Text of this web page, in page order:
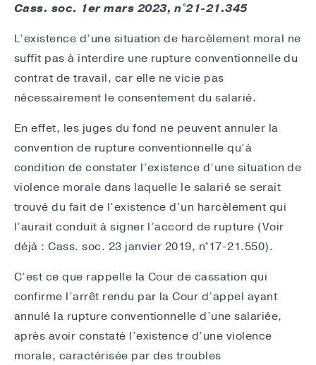
Cass. soc. 1er mars 2023, n°21-21.345
L’existence d’une situation de harcèlement moral ne
suffit pas à interdire une rupture conventionnelle du
contrat de travail, car elle ne vicie pas
nécessairement le consentement du salarié.
En effet, les juges du fond ne peuvent annuler la
convention de rupture conventionnelle qu’à
condition de constater l’existence d’une situation de
violence morale dans laquelle le salarié se serait
trouvé du fait de l’existence d’un harcèlement qui
l’aurait conduit à signer l’accord de rupture (Voir
déjà : Cass. soc. 23 janvier 2019, n°17-21.550).
C’est ce que rappelle la Cour de cassation qui
confirme l’arrêt rendu par la Cour d’appel ayant
annulé la rupture conventionnelle d’une salariée,
après avoir constaté l’existence d’une violence
morale, caractérisée par des troubles